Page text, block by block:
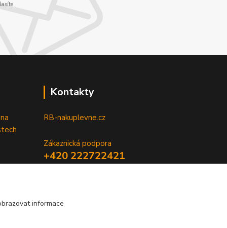
Kontakty
RB-nakuplevne.cz
Zákaznická podpora
+420 222722421
informace